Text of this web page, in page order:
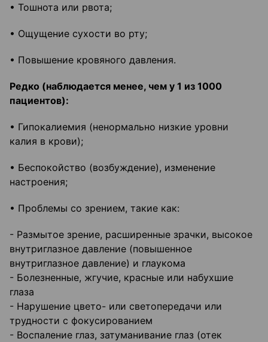
• Тошнота или рвота;
• Ощущение сухости во рту;
• Повышение кровяного давления.
Редко (наблюдается менее, чем у 1 из 1000
пациентов):
• Гипокалиемия (ненормально низкие уровни
калия в крови);
• Беспокойство (возбуждение), изменение
настроения;
• Проблемы со зрением, такие как:
- Размытое зрение, расширенные зрачки, высокое
внутриглазное давление (повышенное
внутриглазное давление) и глаукома
- Болезненные, жгучие, красные или набухшие
глаза
- Нарушение цвето- или светопередачи или
трудности с фокусированием
- Воспаление глаз, затуманивание глаз (отек